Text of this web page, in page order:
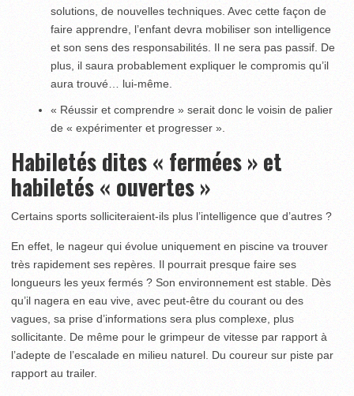
solutions, de nouvelles techniques. Avec cette façon de
faire apprendre, l’enfant devra mobiliser son intelligence
et son sens des responsabilités. Il ne sera pas passif. De
plus, il saura probablement expliquer le compromis qu’il
aura trouvé… lui-même.
­« Réussir et comprendre » serait donc le voisin de palier
de « expérimenter et progresser ».
Habiletés dites « fermées » et
habiletés « ouvertes »
Certains sports solliciteraient-ils plus l’intelligence que d’autres ?
En effet, le nageur qui évolue uniquement en piscine va trouver
très rapidement ses repères. Il pourrait presque faire ses
longueurs les yeux fermés ? Son environnement est stable. Dès
qu’il nagera en eau vive, avec peut-être du courant ou des
vagues, sa prise d’informations sera plus complexe, plus
sollicitante. De même pour le grimpeur de vitesse par rapport à
l’adepte de l’escalade en milieu naturel. Du coureur sur piste par
rapport au trailer.